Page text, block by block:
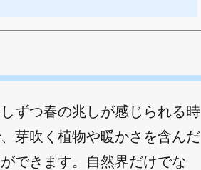
ずつ春の兆しが感じられる時
芽吹く植物や暖かさを含んだ
できます。自然界だけでな